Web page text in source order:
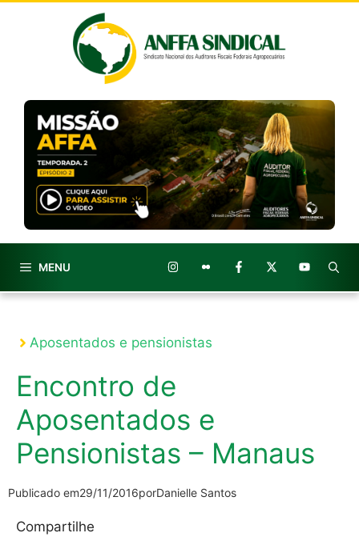
MENU
Aposentados e pensionistas
Encontro de
Aposentados e
Pensionistas – Manaus
Publicado em29/11/2016porDanielle Santos
Compartilhe